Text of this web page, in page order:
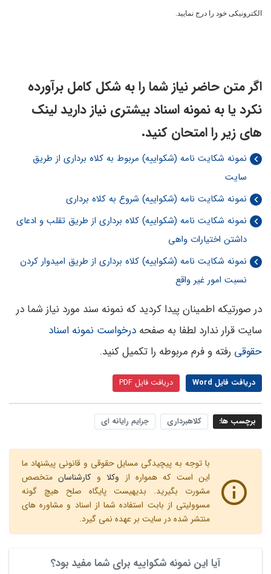
الکترونیکی خود را درج نمایید.
اگر متن حاضر نیاز شما را به شکل کامل برآورده
نکرد یا به نمونه اسناد بیشتری نیاز دارید لینک
های زیر را امتحان کنید.
نمونه شکایت نامه (شکواییه) مربوط به کلاه برداری از طریق
سایت
نمونه شکایت نامه (شکواییه) شروع به کلاه برداری
نمونه شکایت نامه (شکواییه) کلاه برداری از طریق تقلب و ادعای
داشتن اختیارات واهی
نمونه شکایت نامه (شکواییه) کلاه برداری از طریق امیدوار کردن
نسبت امور غیر واقع
در صورتیکه اطمینان پیدا کردید که نمونه سند مورد نیاز شما در
سایت قرار ندارد لطفا به صفحه درخواست نمونه اسناد
حقوقی رفته و فرم مربوطه را تکمیل کنید.
دریافت فایل Word دریافت فایل PDF
برچسب ها: کلاهبرداری جرایم رایانه ای
با توجه به پیچیدگی مسایل حقوقی و قانونی پیشنهاد ما
این است که همواره از وکلاو کارشناسانمتخصص
مشورت بگیرید. بدیهیست پایگاه صلح هیچ گونه
مسوولیتی از بابت استفاده شما از اسناد و مشاوره های
منتشر شده در سایت بر عهده نمی گیرد.
آیا این نمونه شکواییه برای شما مفید بود؟